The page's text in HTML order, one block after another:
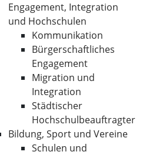
Engagement, Integration
und Hochschulen
Kommunikation
Bürgerschaftliches
Engagement
Migration und
Integration
Städtischer
Hochschulbeauftragter
Bildung, Sport und Vereine
Schulen und